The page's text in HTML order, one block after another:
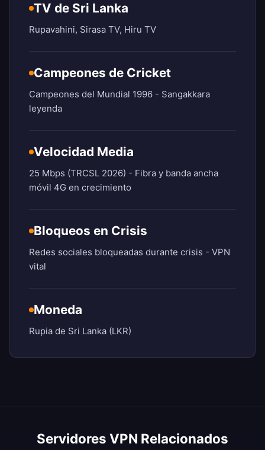
TV de Sri Lanka
Rupavahini, Sirasa TV, Hiru TV
Campeones de Cricket
Campeones del Mundial 1996 - Sangakkara
leyenda
Velocidad Media
25 Mbps (TRCSL 2026) - Fibra y banda ancha
móvil 4G en crecimiento
Bloqueos en Crisis
Redes sociales bloqueadas durante crisis - VPN
vital
Moneda
Rupia de Sri Lanka (LKR)
Servidores VPN Relacionados